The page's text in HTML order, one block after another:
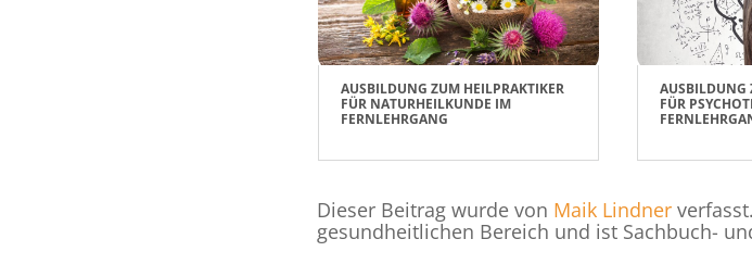
AUSBILDUNG ZUM HEILPRAKTIKER
FÜR NATURHEILKUNDE IM
FERNLEHRGANG
AUSBILDUNG
FÜR
Dieser Beitrag wurde von Maik Lindner
gesundheitlichen Bereich und ist Sachbuch-